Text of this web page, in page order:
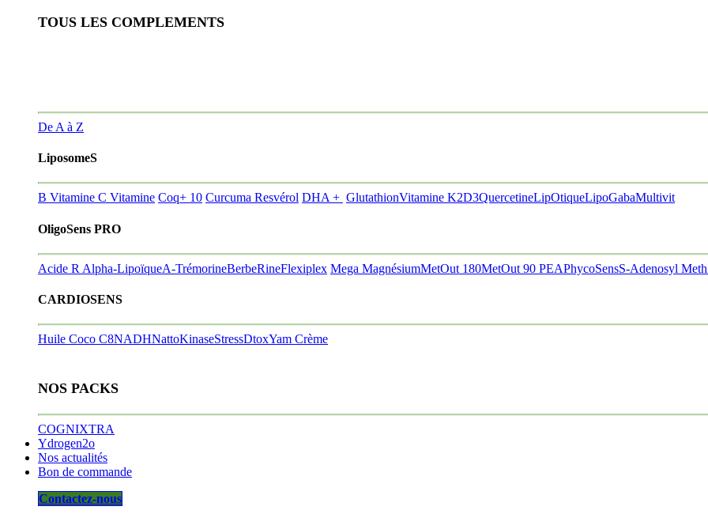
TOUS LES COMPLEMENTS
De A à Z
LiposomeS
B Vitamine C Vitamine Coq+ 10 Curcuma Resvérol DHA + GlutathionVitamine K2D3QuercetineLipOtiqueLipoGabaMultivit
OligoSens PRO
Acide R Alpha-LipoïqueA-TrémorineBerbeRineFlexiplex Mega MagnésiumMetOut 180MetOut 90 PEAPhycoSensS-Adenosyl
CARDIOSENS
Huile Coco C8NADHNattoKinaseStressDtoxYam Crème
NOS PACKS
COGNIXTRA
Ydrogen2o
Nos actualités
Bon de commande
Contactez-nous